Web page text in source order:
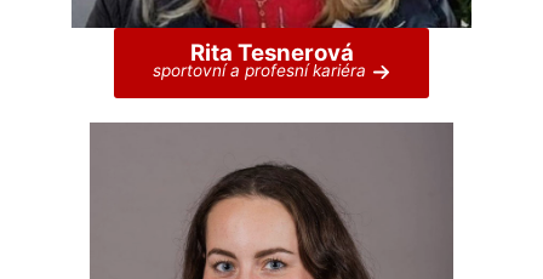
Rita Tesnerová
sportovní a profesní kariéra